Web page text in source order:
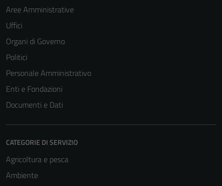
Aree Amministrative
Uffici
Organi di Governo
Politici
Personale Amministrativo
Enti e Fondazioni
Documenti e Dati
CATEGORIE DI SERVIZIO
Agricoltura e pesca
Ambiente